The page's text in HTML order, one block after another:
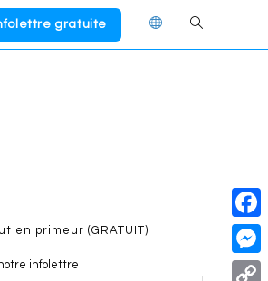
gratuite Toggle
en primeur (GRATUIT)
infolettre
F
a
M